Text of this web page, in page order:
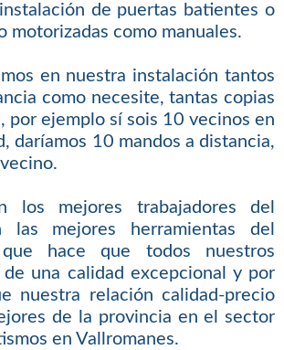
de puertas batientes o
motorizadas como manuales.
en nuestra instalación tantos
como necesite, tantas copias
por ejemplo sí sois 10 vecinos en
daríamos 10 mandos a distancia,
los mejores trabajadores del
mejores herramientas del
hace que todos nuestros
de una calidad excepcional y por
nuestra relación calidad-precio
de la provincia en el sector
en Vallromanes.